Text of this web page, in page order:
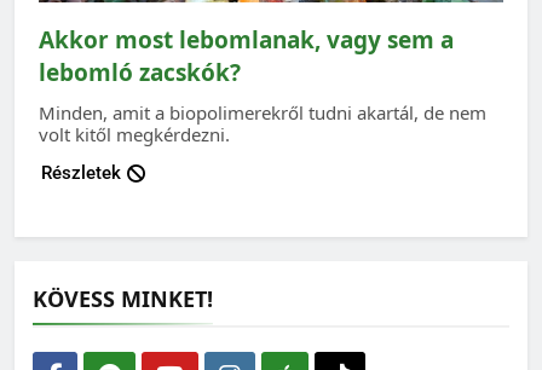
Akkor most lebomlanak, vagy sem a
lebomló zacskók?
Minden, amit a biopolimerekről tudni akartál, de nem
volt kitől megkérdezni.
Részletek
KÖVESS MINKET!